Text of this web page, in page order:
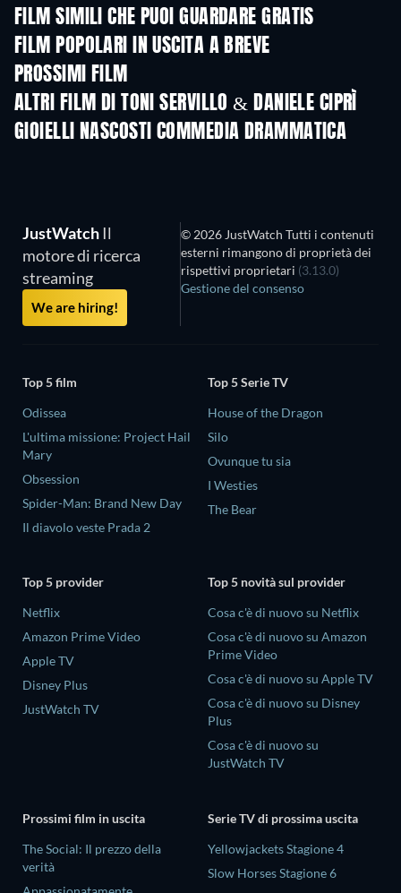
FILM SIMILI CHE PUOI GUARDARE GRATIS
FILM POPOLARI IN USCITA A BREVE
PROSSIMI FILM
ALTRI FILM DI TONI SERVILLO & DANIELE CIPRÌ
GIOIELLI NASCOSTI COMMEDIA DRAMMATICA
JustWatch Il
motore di ricerca
streaming
We are hiring!
© 2026 JustWatch Tutti i contenuti
esterni rimangono di proprietà dei
rispettivi proprietari (3.13.0)
Gestione del consenso
Top 5 film
Odissea
L'ultima missione: Project Hail
Mary
Obsession
Spider-Man: Brand New Day
Il diavolo veste Prada 2
Top 5 Serie TV
House of the Dragon
Silo
Ovunque tu sia
I Westies
The Bear
Top 5 provider
Netflix
Amazon Prime Video
Apple TV
Disney Plus
JustWatch TV
Top 5 novità sul provider
Cosa c'è di nuovo su Netflix
Cosa c'è di nuovo su Amazon
Prime Video
Cosa c'è di nuovo su Apple TV
Cosa c'è di nuovo su Disney
Plus
Cosa c'è di nuovo su
JustWatch TV
Prossimi film in uscita
The Social: Il prezzo della
verità
Serie TV di prossima uscita
Yellowjackets Stagione 4
Slow Horses Stagione 6